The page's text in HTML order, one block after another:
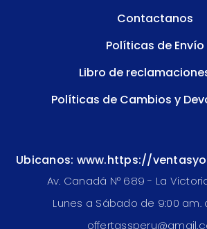
Contactanos
Políticas de Envío
Libro de
Políticas de Cambios y
Ubicanos: www.https://
Av. Canadá N° 689 - La
Lunes a Sábado de 9:00 am.